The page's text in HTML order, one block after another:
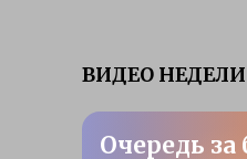
ВИДЕО НЕДЕЛИ
Очередь